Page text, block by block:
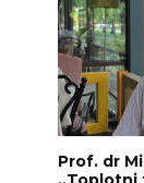
Prof. dr